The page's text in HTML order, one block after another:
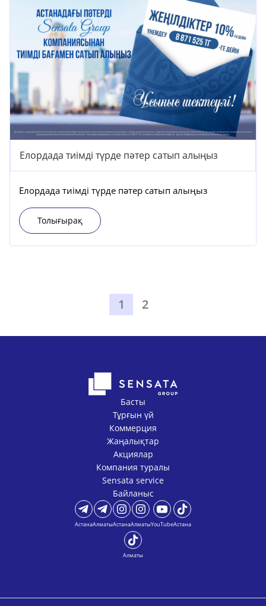
Елордада тиімді түрде пәтер сатып алыңыз
Елордада тиімді түрде пәтер сатып алыңыз
Толығырақ
1 2
Басты
Тұрғын үй
Коммерция
Жаңалықтар
Акциялар
Компания туралы
Sensata service
Байланыс
АстанаАлматыАстанаАлматыYouTubeАстана
Алматы